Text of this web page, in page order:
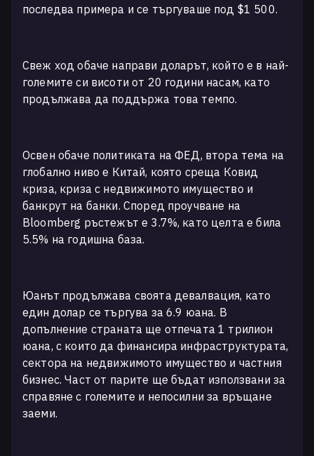
последва примера и се търгуваше под $1 500.
Свеж ход обаче направи доларът, който е в най-
големите си висоти от 20 години насам, като
продължава да поддържа това темпо.
Освен обаче политиката на ФЕД, втора тема на
глобално ниво е Китай, която среща Ковид
криза, криза с недвижимото имущество и
банкрут на банки. Според проучване на
Bloomberg ръстежът е 3.7%, като целта е била
5.5% на годишна база.
Юанът продължава своята девалвация, като
един долар се търгува за 6.9 юана. В
допълнение страната ще отпечата 1 трилион
юана, с които да финансира инфраструктурата,
сектора на недвижимото имущество и частния
бизнес. Част от парите ще бъдат използвани за
справяне с големите и непосилни за връщане
заеми.